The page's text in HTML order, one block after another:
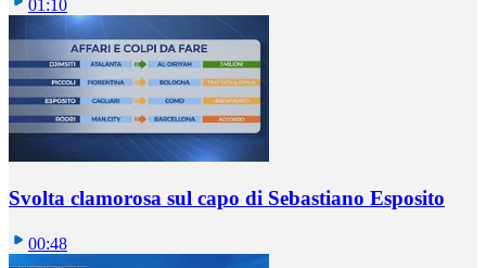
01:10
Svolta clamorosa sul capo di Sebastiano Esposito
00:48